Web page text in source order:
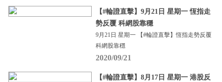
【#輪證直擊】9月21日 星期一 恆指走
勢反覆 科網股靠穩
9月21日 星期一 【#輪證直擊】恆指走勢反覆
科網股靠穩
2020/09/21
【#輪證直擊】8月17日 星期一 港股反